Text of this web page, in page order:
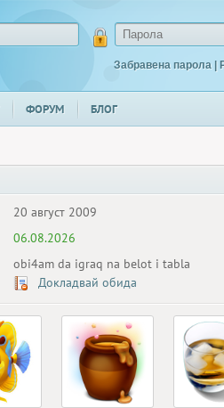
Забравена парола |
ФОРУМ БЛОГ
20 август 2009
06.08.2026
obi4am da igraq na belot i tabla
Докладвай обида